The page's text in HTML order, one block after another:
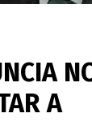
A